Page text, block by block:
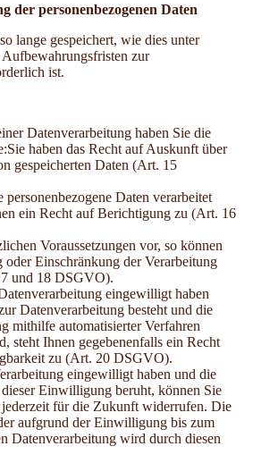
der personenbezogenen Daten
lange gespeichert, wie dies unter
zur
ist.
Datenverarbeitung haben Sie die
haben das Recht auf Auskunft über
gespeicherten Daten (Art. 15
personenbezogene Daten verarbeitet
ein Recht auf Berichtigung zu (Art. 16
Voraussetzungen vor, so können
oder Einschränkung der Verarbeitung
und 18 DSGVO).
eingewilligt haben
Datenverarbeitung besteht und die
mithilfe automatisierter Verfahren
steht Ihnen gegebenenfalls ein Recht
zu (Art. 20 DSGVO).
eingewilligt haben und die
Einwilligung beruht, können Sie
für die Zukunft widerrufen. Die
aufgrund der Einwilligung bis zum
Datenverarbeitung wird durch diesen